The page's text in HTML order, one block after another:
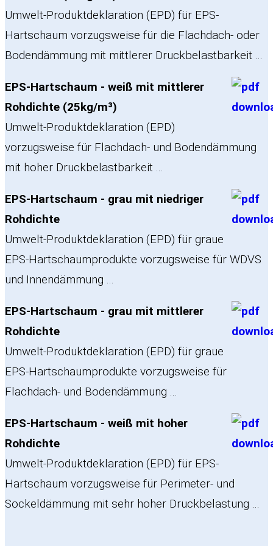
Umwelt-Produktdeklaration (EPD) für EPS-
Hartschaum vorzugsweise für die Flachdach- oder
Bodendämmung mit mittlerer Druckbelastbarkeit ...
EPS-Hartschaum - weiß mit mittlerer
Rohdichte (25kg/m³)
Umwelt-Produktdeklaration (EPD)
vorzugsweise für Flachdach- und Bodendämmung
mit hoher Druckbelastbarkeit ...
EPS-Hartschaum - grau mit niedriger
Rohdichte
Umwelt-Produktdeklaration (EPD) für graue
EPS-Hartschaumprodukte vorzugsweise für WDVS
und Innendämmung ...
EPS-Hartschaum - grau mit mittlerer
Rohdichte
Umwelt-Produktdeklaration (EPD) für graue
EPS-Hartschaumprodukte vorzugsweise für
Flachdach- und Bodendämmung ...
EPS-Hartschaum - weiß mit hoher
Rohdichte
Umwelt-Produktdeklaration (EPD) für EPS-
Hartschaum vorzugsweise für Perimeter- und
Sockeldämmung mit sehr hoher Druckbelastung ...